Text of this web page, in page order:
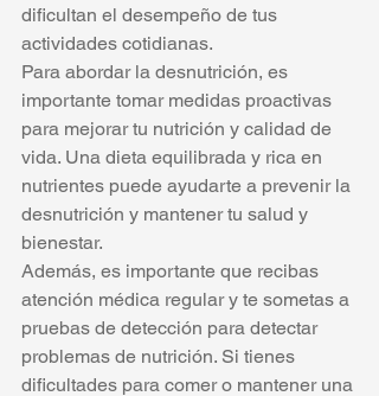
dificultan el desempeño de tus
actividades cotidianas.
Para abordar la desnutrición, es
importante tomar medidas proactivas
para mejorar tu nutrición y calidad de
vida. Una dieta equilibrada y rica en
nutrientes puede ayudarte a prevenir la
desnutrición y mantener tu salud y
bienestar.
Además, es importante que recibas
atención médica regular y te sometas a
pruebas de detección para detectar
problemas de nutrición. Si tienes
dificultades para comer o mantener una